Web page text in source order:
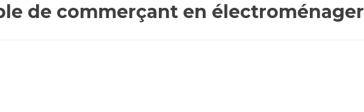
de commerçant en électroménager